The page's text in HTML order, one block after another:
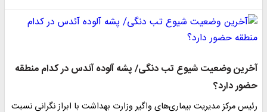
آخرین وضعیت شیوع تب دنگی/ پشه آلوده آئدس در کدام منطقه
حضور دارد؟
رئیس مرکز مدیریت بیماری‌های واگیر وزارت بهداشت با ابراز نگرانی نسبت